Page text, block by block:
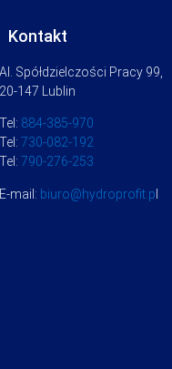
Kontakt
Al. Spółdzielczości Pracy 99,
20-147 Lublin
Tel: 884-385-970
Tel:730-082-192
Tel:790-276-253
E-mail: biuro@hydroprofit.pl